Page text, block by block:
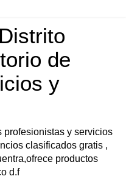
de
y
profesionistas y servicios
clasificados gratis ,
productos
d.f